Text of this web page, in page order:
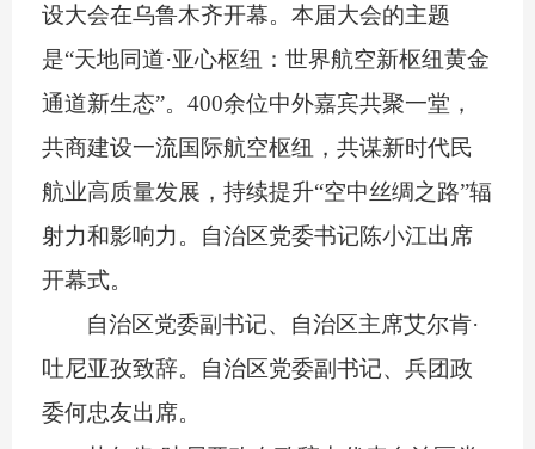
设大会在乌鲁木齐开幕。本届大会的主题
是“天地同道·亚心枢纽：世界航空新枢纽黄金
通道新生态”。 400余位中外嘉宾共聚一堂，
共商建设一流国际航空枢纽，共谋新时代民
航业高质量发展，持续提升“空中丝绸之路”辐
射力和影响力。自治区党委书记陈小江出席
开幕式。
自治区党委副书记、自治区主席艾尔肯·
吐尼亚孜致辞。自治区党委副书记、兵团政
委何忠友出席。